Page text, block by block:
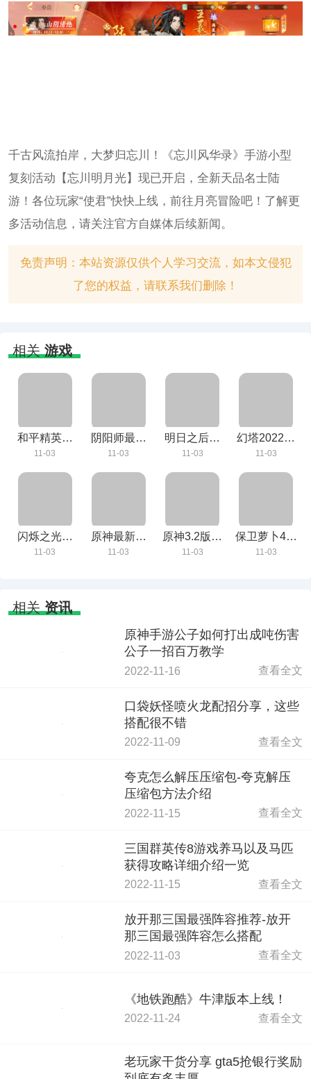
千古风流拍岸，大梦归忘川！《忘川风华录》手游小型
复刻活动【忘川明月光】现已开启，全新天品名士陆
游！各位玩家“使君”快快上线，前往月亮冒险吧！了解更
多活动信息，请关注官方自媒体后续新闻。
免责声明：本站资源仅供个人学习交流，如本文侵犯
了您的权益，请联系我们删除！
相关 游戏
和平精英安
卓最新版
11-03
阴阳师最新
版免费下载
11-03
明日之后官
方互通版
11-03
幻塔2022手
机版下载
11-03
闪烁之光手
游下载
11-03
原神最新版
下载
11-03
原神3.2版本
下载
11-03
保卫萝卜4破
解版2022最
11-03
相关 资讯
原神手游公子如何打出成吨伤害
公子一招百万教学
2022-11-16 查看全文
口袋妖怪喷火龙配招分享，这些
搭配很不错
2022-11-09 查看全文
夸克怎么解压压缩包-夸克解压
压缩包方法介绍
2022-11-15 查看全文
三国群英传8游戏养马以及马匹
获得攻略详细介绍一览
2022-11-15 查看全文
放开那三国最强阵容推荐-放开
那三国最强阵容怎么搭配
2022-11-03 查看全文
《地铁跑酷》牛津版本上线！
2022-11-24 查看全文
老玩家干货分享 gta5抢银行奖励